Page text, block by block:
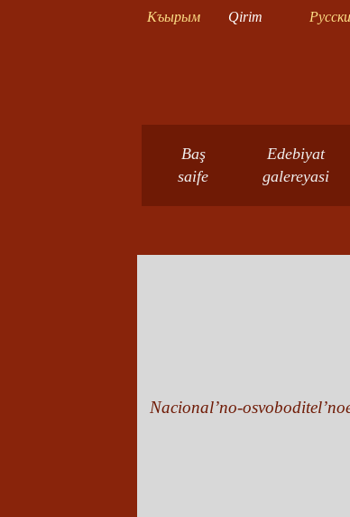
Къырым Qirim
Baş
saife
Edebiyat
galereyasi
Nacional’no-